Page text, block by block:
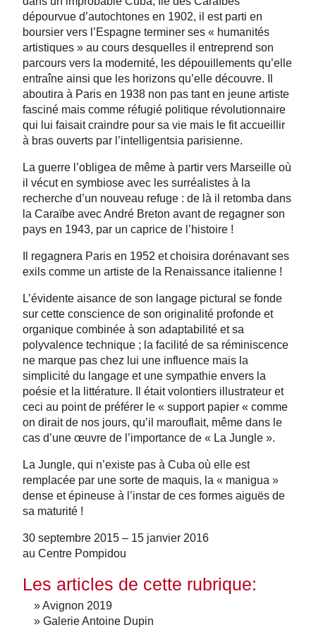
dépourvue d’autochtones en 1902, il est parti en
boursier vers l’Espagne terminer ses « humanités
artistiques » au cours desquelles il entreprend son
parcours vers la modernité, les dépouillements qu’elle
entraîne ainsi que les horizons qu’elle découvre. Il
aboutira à Paris en 1938 non pas tant en jeune artiste
fasciné mais comme réfugié politique révolutionnaire
qui lui faisait craindre pour sa vie mais le fit accueillir
à bras ouverts par l’intelligentsia parisienne.
La guerre l’obligea de même à partir vers Marseille où
il vécut en symbiose avec les surréalistes à la
recherche d’un nouveau refuge : de là il retomba dans
la Caraïbe avec André Breton avant de regagner son
pays en 1943, par un caprice de l’histoire !
Il regagnera Paris en 1952 et choisira dorénavant ses
exils comme un artiste de la Renaissance italienne !
L’évidente aisance de son langage pictural se fonde
sur cette conscience de son originalité profonde et
organique combinée à son adaptabilité et sa
polyvalence technique ; la facilité de sa réminiscence
ne marque pas chez lui une influence mais la
simplicité du langage et une sympathie envers la
poésie et la littérature. Il était volontiers illustrateur et
ceci au point de préférer le « support papier « comme
on dirait de nos jours, qu’il marouflait, même dans le
cas d’une œuvre de l’importance de « La Jungle ».
La Jungle, qui n’existe pas à Cuba où elle est
remplacée par une sorte de maquis, la « manigua »
dense et épineuse à l’instar de ces formes aiguës de
sa maturité !
30 septembre 2015 – 15 janvier 2016
au Centre Pompidou
Les articles de cette rubrique:
» Avignon 2019
» Galerie Antoine Dupin